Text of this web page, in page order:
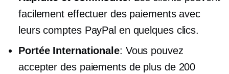
facilement effectuer des paiements avec
leurs comptes PayPal en quelques clics.
Portée Internationale: Vous pouvez
accepter des paiements de plus de 200